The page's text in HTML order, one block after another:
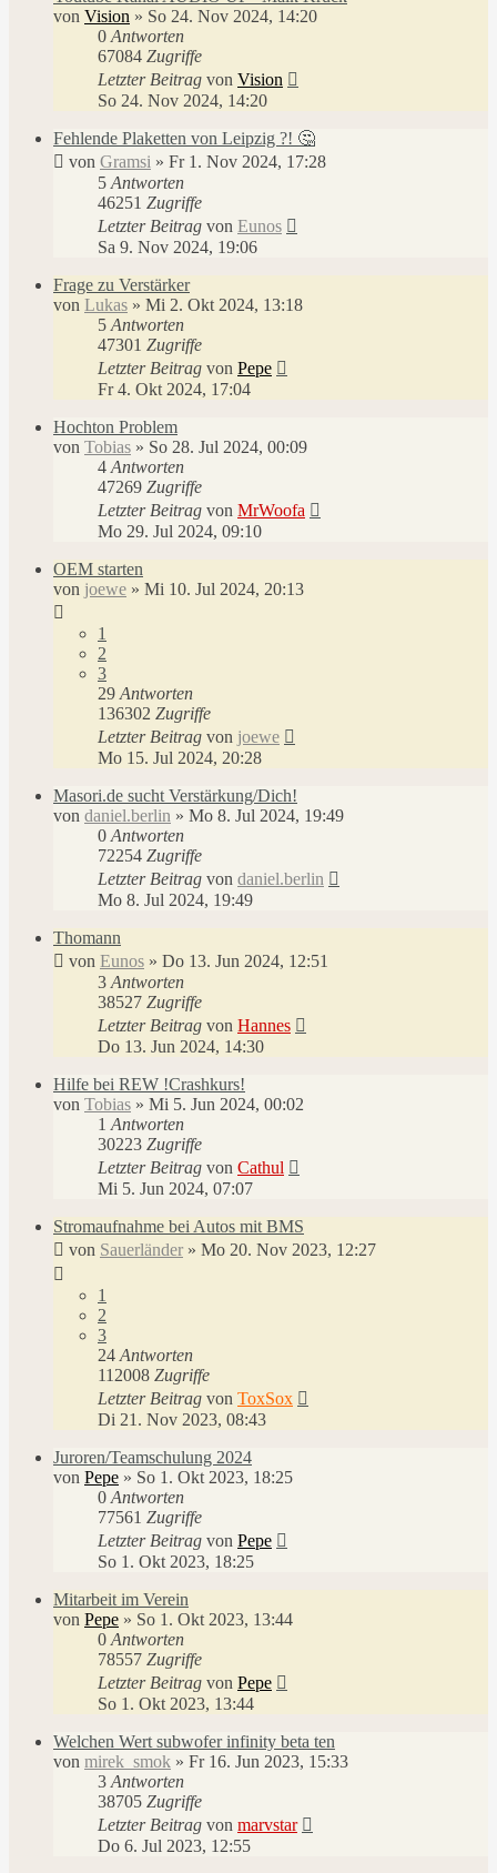
von Vision » So 24. Nov 2024, 14:20
0 Antworten
67084 Zugriffe
Letzter Beitrag von Vision
So 24. Nov 2024, 14:20
Fehlende Plaketten von Leipzig ?! 🤔
von Gramsi » Fr 1. Nov 2024, 17:28
5 Antworten
46251 Zugriffe
Letzter Beitrag von Eunos
Sa 9. Nov 2024, 19:06
Frage zu Verstärker
von Lukas » Mi 2. Okt 2024, 13:18
5 Antworten
47301 Zugriffe
Letzter Beitrag von Pepe
Fr 4. Okt 2024, 17:04
Hochton Problem
von Tobias » So 28. Jul 2024, 00:09
4 Antworten
47269 Zugriffe
Letzter Beitrag von MrWoofa
Mo 29. Jul 2024, 09:10
OEM starten
von joewe » Mi 10. Jul 2024, 20:13
1
2
3
29 Antworten
136302 Zugriffe
Letzter Beitrag von joewe
Mo 15. Jul 2024, 20:28
Masori.de sucht Verstärkung/Dich!
von daniel.berlin » Mo 8. Jul 2024, 19:49
0 Antworten
72254 Zugriffe
Letzter Beitrag von daniel.berlin
Mo 8. Jul 2024, 19:49
Thomann
von Eunos » Do 13. Jun 2024, 12:51
3 Antworten
38527 Zugriffe
Letzter Beitrag von Hannes
Do 13. Jun 2024, 14:30
Hilfe bei REW !Crashkurs!
von Tobias » Mi 5. Jun 2024, 00:02
1 Antworten
30223 Zugriffe
Letzter Beitrag von Cathul
Mi 5. Jun 2024, 07:07
Stromaufnahme bei Autos mit BMS
von Sauerländer » Mo 20. Nov 2023, 12:27
1
2
3
24 Antworten
112008 Zugriffe
Letzter Beitrag von ToxSox
Di 21. Nov 2023, 08:43
Juroren/Teamschulung 2024
von Pepe » So 1. Okt 2023, 18:25
0 Antworten
77561 Zugriffe
Letzter Beitrag von Pepe
So 1. Okt 2023, 18:25
Mitarbeit im Verein
von Pepe » So 1. Okt 2023, 13:44
0 Antworten
78557 Zugriffe
Letzter Beitrag von Pepe
So 1. Okt 2023, 13:44
Welchen Wert subwofer infinity beta ten
von mirek_smok » Fr 16. Jun 2023, 15:33
3 Antworten
38705 Zugriffe
Letzter Beitrag von marvstar
Do 6. Jul 2023, 12:55